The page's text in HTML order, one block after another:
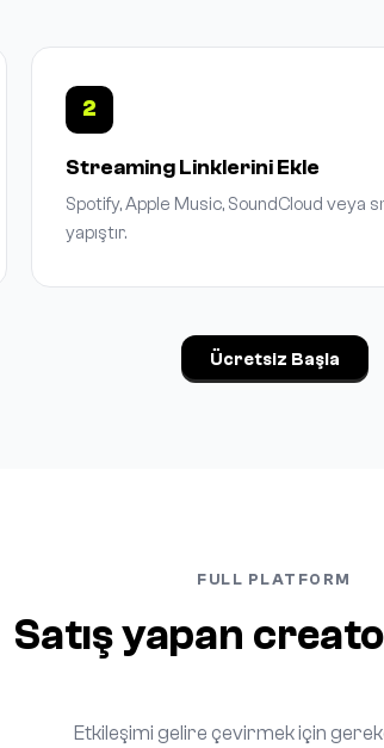
2
Streaming Linklerini Ekle
Spotify, Apple Music, SoundCloud veya
yapıştır.
Ücretsiz Başla
FULL PLATFORM
Satış yapan
Etkileşimi gelire çevirmek için